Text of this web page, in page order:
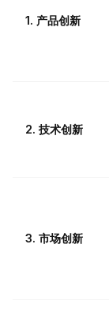
1. 产品创新
2. 技术创新
3. 市场创新